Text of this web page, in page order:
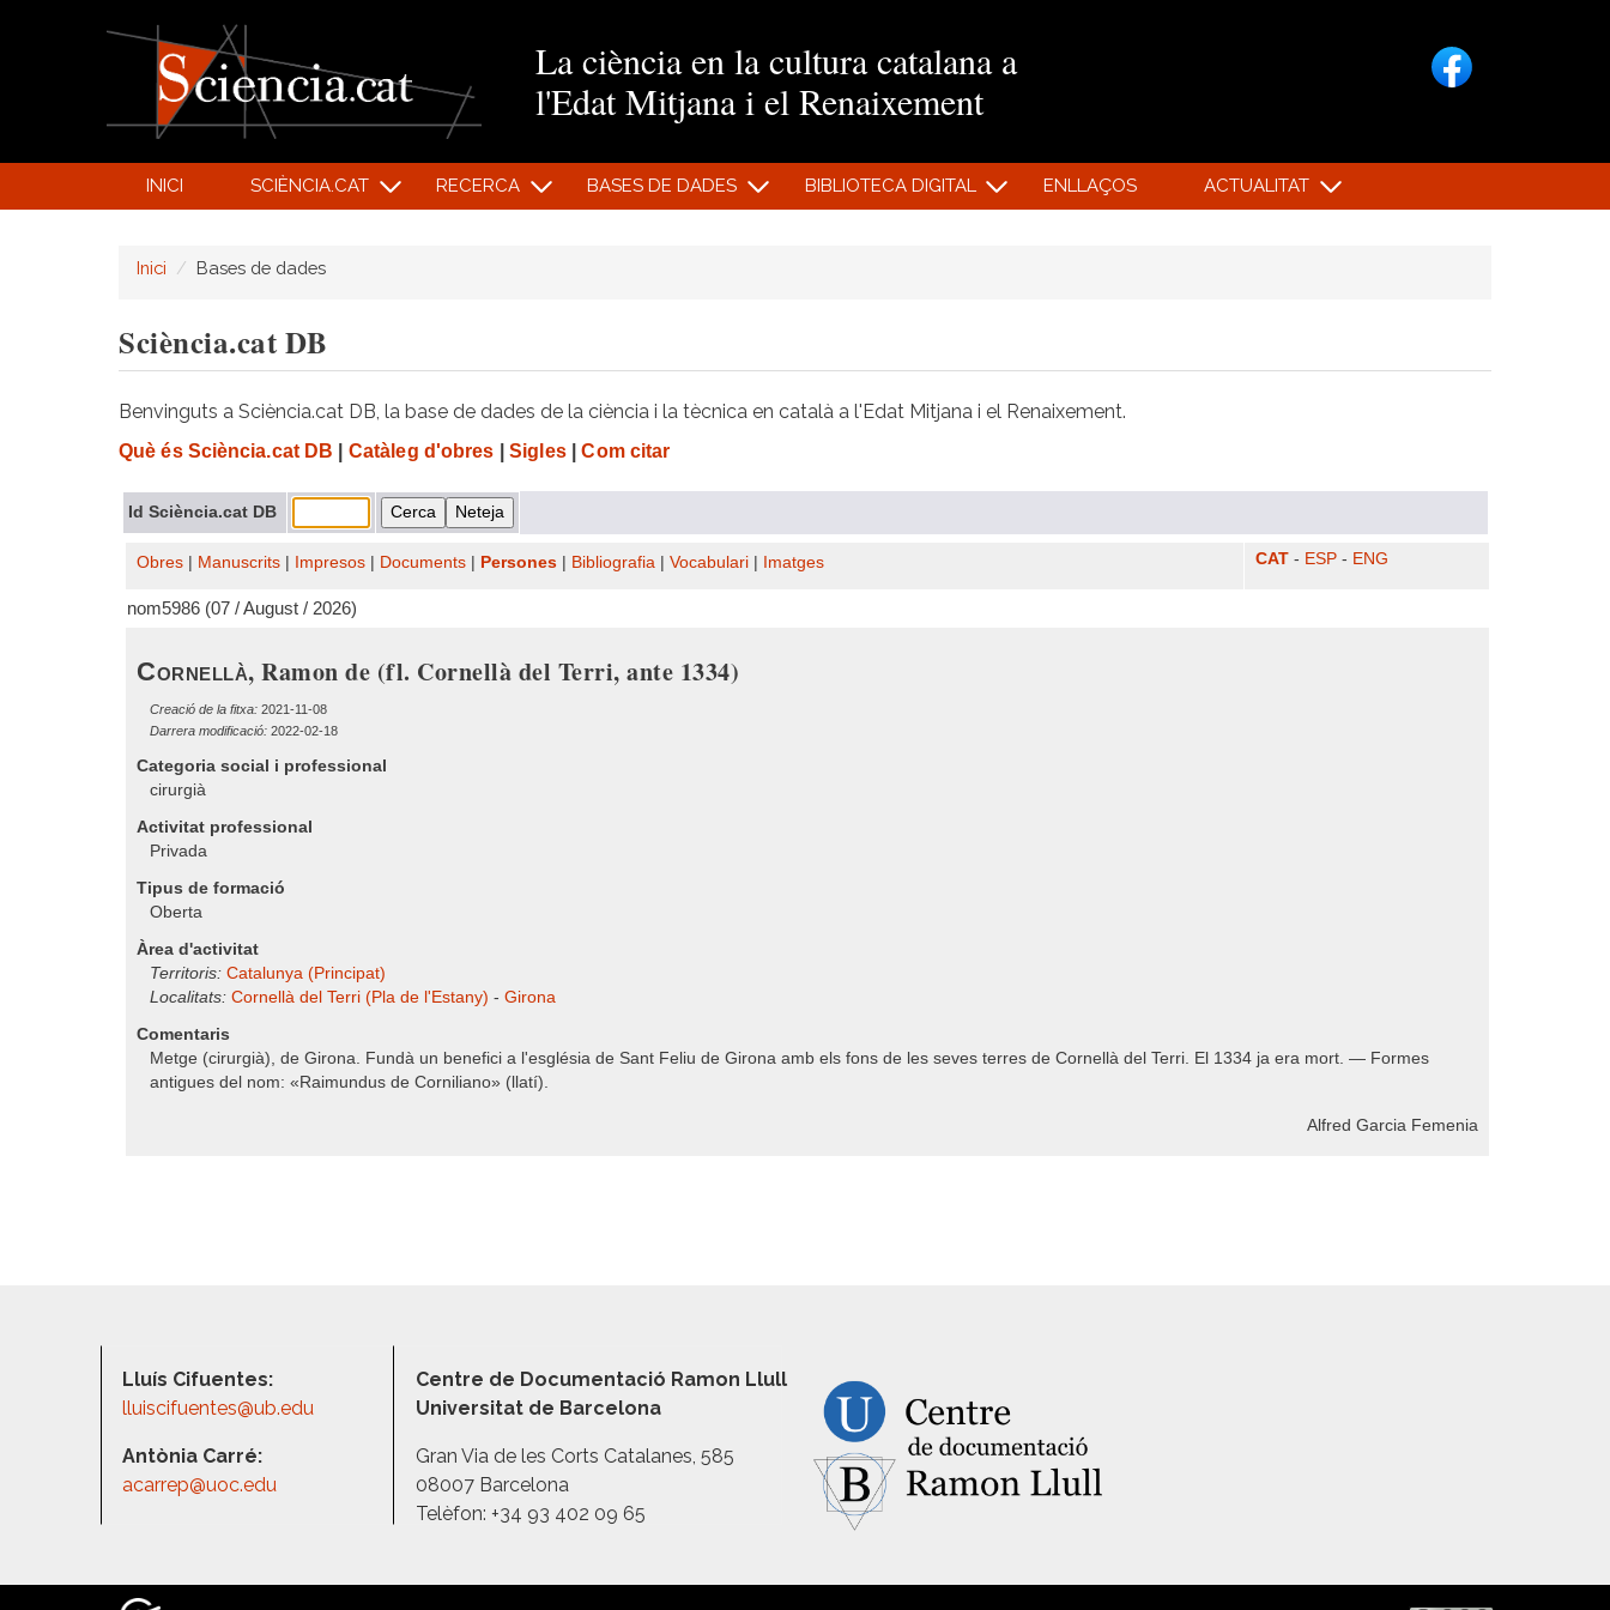
La ciència en la cultura catalana a
l'Edat Mitjana i el Renaixement
INICI SCIÈNCIA.CAT RECERCA BASES DE DADES BIBLIOTECA DIGITAL ENLLAÇOS ACTUALITAT
Inici Bases de dades
Sciència.cat DB
Benvinguts a Sciència.cat DB, la base de dades de la ciència i la tècnica en català a l'Edat Mitjana i el Renaixement.
Què és Sciència.cat DB Catàleg d'obres Sigles| Com citar
Id Sciència.cat DB
Obres Manuscrits Impresos Documents Persones Bibliografia Vocabulari Imatges CAT - ESP - ENG
nom5986 (07 / August / 2026)
Cornellà, Ramon de (fl. Cornellà del Terri, ante 1334)
Creació de la fitxa: 2021-11-08
Darrera modificació: 2022-02-18
Categoria social i professional
cirurgià
Activitat professional
Privada
Tipus de formació
Oberta
Àrea d'activitat
Territoris: Catalunya (Principat)
Localitats: Cornellà del Terri (Pla de l'Estany) - Girona
Comentaris
Metge (cirurgià), de Girona. Fundà un benefici a l'església de Sant Feliu de Girona amb els fons de les seves terres de Cornellà del Terri. El 1334 ja era mort. — Formes
antigues del nom: «Raimundus de Corniliano» (llatí).
Alfred Garcia Femenia
Lluís Cifuentes:
lluiscifuentes@ub.edu
Antònia Carré:
acarrep@uoc.edu
Centre de Documentació Ramon Llull
Universitat de Barcelona
Gran Via de les Corts Catalanes, 585
08007 Barcelona
Telèfon: +34 93 402 09 65